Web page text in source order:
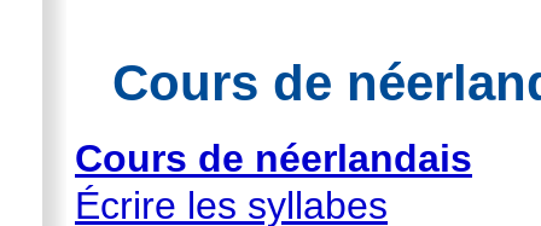
Cours de
Cours de néerlandais
Écrire les syllabes